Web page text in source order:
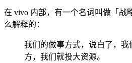
在 vivo 内部，有一个名词叫做「战
么解释的：
我们的做事方式，说白了，我
方，我们就投大资源。